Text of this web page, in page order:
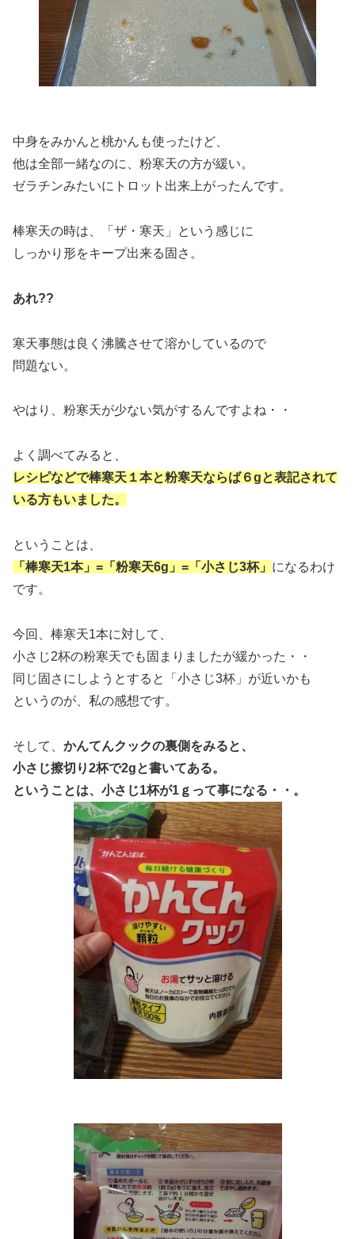
中身をみかんと桃かんも使ったけど、
他は全部一緒なのに、粉寒天の方が緩い。
ゼラチンみたいにトロット出来上がったんです。
棒寒天の時は、「ザ・寒天」という感じに
しっかり形をキープ出来る固さ。
あれ??
寒天事態は良く沸騰させて溶かしているので
問題ない。
やはり、粉寒天が少ない気がするんですよね・・
よく調べてみると、
レシピなどで棒寒天１本と粉寒天ならば６gと表記されて
いる方もいました。
ということは、
「棒寒天1本」=「粉寒天6g」=「小さじ3杯」 になるわけ
です。
今回、棒寒天1本に対して、
小さじ2杯の粉寒天でも固まりましたが緩かった・・
同じ固さにしようとすると「小さじ3杯」が近いかも
というのが、私の感想です。
そして、 かんてんクックの裏側をみると、
小さじ擦切り2杯で2gと書いてある。
ということは、小さじ1杯が1ｇって事になる・・。